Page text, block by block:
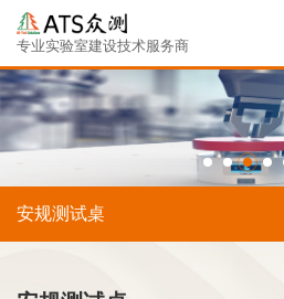
专业实验室建设技术服务商
安规测试桌